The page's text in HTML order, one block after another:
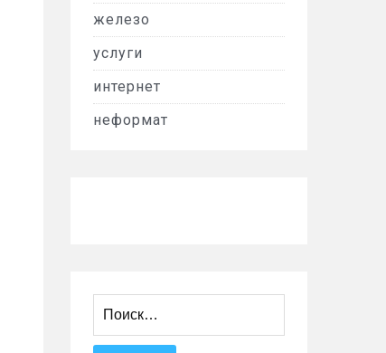
железо
услуги
интернет
неформат